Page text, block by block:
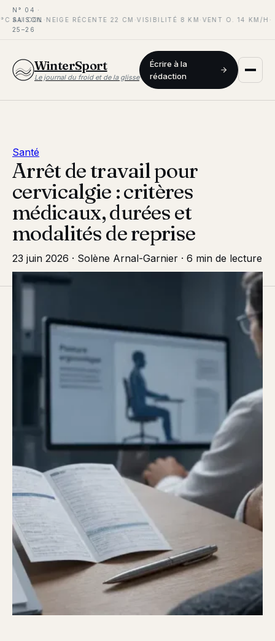
N° 04 ·
SAISON
25–26
AU COL· NEIGE RÉCENTE 22 CM· VISIBILITÉ 8 KM· VENT O. 14 KM/H·
WinterSport
Le journal du froid et de la glisse
Écrire à la
rédaction
Santé
Arrêt de travail pour
cervicalgie : critères
médicaux, durées et
modalités de reprise
23 juin 2026 · Solène Arnal-Garnier · 6 min de lecture